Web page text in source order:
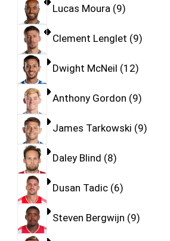
Lucas Moura 9
Clement Lenglet 9
Dwight McNeil 12
Anthony Gordon 9
James Tarkowski 9
Daley Blind 8
Dusan Tadic 6
Steven Bergwijn 9